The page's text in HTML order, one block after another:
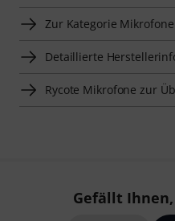
Zur Kategorie Mikrofone
Detaillierte
Rycote Mikrofone zur
Gefällt Ihnen,